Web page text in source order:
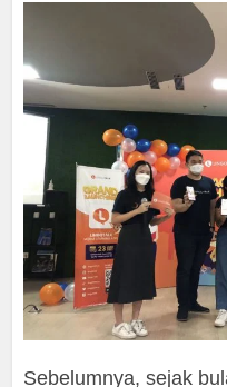
Sebelumnya, sejak